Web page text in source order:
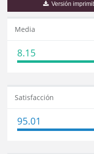
Versión
Media
8.15
Satisfacción
95.01